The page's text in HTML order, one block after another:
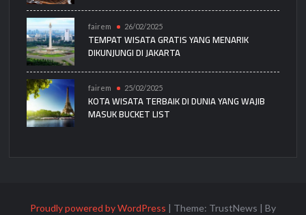
fairem 26/02/2025
TEMPAT WISATA GRATIS YANG MENARIK
DIKUNJUNGI DI JAKARTA
fairem 25/02/2025
KOTA WISATA TERBAIK DI DUNIA YANG WAJIB
MASUK BUCKET LIST
Proudly powered by WordPress | Theme: TrustNews | By